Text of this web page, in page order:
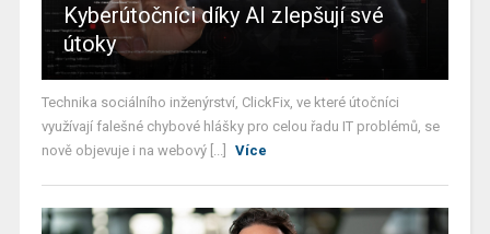
Kyberútočníci díky AI zlepšují své
útoky
Technika sociálního inženýrství, ClickFix, ve které útočníci
využívají falešné chybové hlášky pro celou řadu IT problémů, se
nově objevuje i na webový [...]
Více